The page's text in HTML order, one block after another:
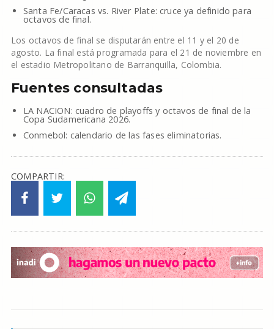
Santa Fe/Caracas vs. River Plate: cruce ya definido para
octavos de final.
Los octavos de final se disputarán entre el 11 y el 20 de
agosto. La final está programada para el 21 de noviembre en
el estadio Metropolitano de Barranquilla, Colombia.
Fuentes consultadas
LA NACION: cuadro de playoffs y octavos de final de la
Copa Sudamericana 2026.
Conmebol: calendario de las fases eliminatorias.
COMPARTIR: